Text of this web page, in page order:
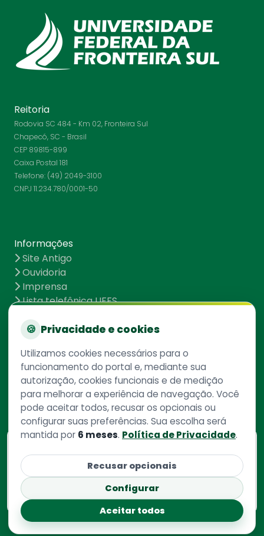
Reitoria
Rodovia SC 484 - Km 02, Fronteira Sul
Chapecó, SC - Brasil
CEP 89815-899
Caixa Postal 181
Telefone: (49) 2049-3100
CNPJ 11.234.780/0001-50
Informações
Site Antigo
Ouvidoria
Imprensa
Lista telefônica UFFS
UFFS contra o Aedes
Mapa do site
Redes Sociais
o cadastro da instituição no
Sistema e-Mec
🍪 Privacidade e cookies
Utilizamos cookies necessários para o
funcionamento do portal e, mediante sua
autorização, cookies funcionais e de medição
para melhorar a experiência de navegação. Você
pode aceitar todos, recusar os opcionais ou
configurar suas preferências. Sua escolha será
mantida por 6 meses. Política de Privacidade.
Recusar opcionais
Configurar
Aceitar todos